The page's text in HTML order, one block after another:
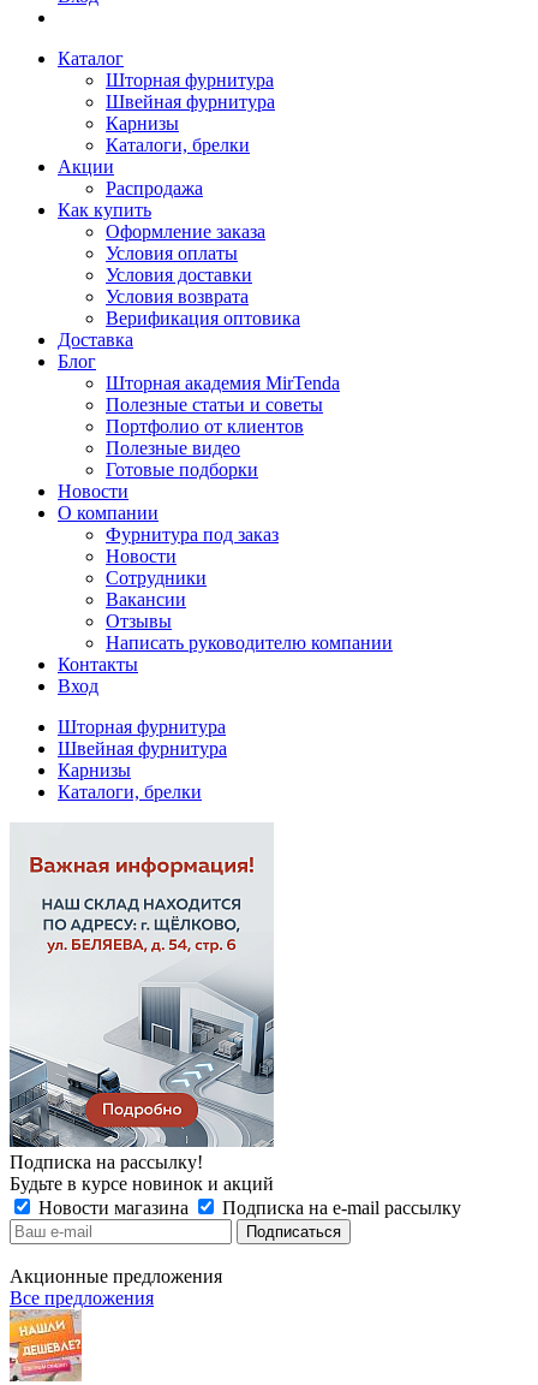
Каталог
Шторная фурнитура
Швейная фурнитура
Карнизы
Каталоги, брелки
Акции
Распродажа
Как купить
Оформление заказа
Условия оплаты
Условия доставки
Условия возврата
Верификация оптовика
Доставка
Блог
Шторная академия MirTenda
Полезные статьи и советы
Портфолио от клиентов
Полезные видео
Готовые подборки
Новости
О компании
Фурнитура под заказ
Новости
Сотрудники
Вакансии
Отзывы
Написать руководителю компании
Контакты
Вход
Шторная фурнитура
Швейная фурнитура
Карнизы
Каталоги, брелки
Подписка на рассылку!
Будьте в курсе новинок и акций
Новости магазина
Подписка на e-mail рассылку
Акционные предложения
Все предложения